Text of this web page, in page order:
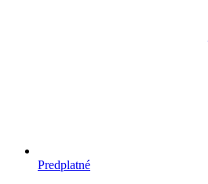
Predplatné